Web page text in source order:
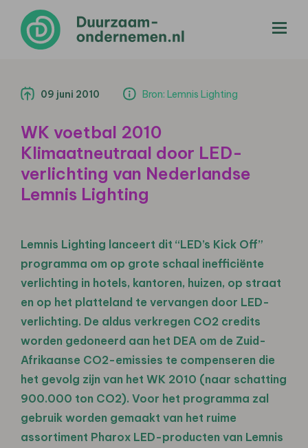
09 juni 2010 Bron: Lemnis Lighting
WK voetbal 2010
Klimaatneutraal door LED-
verlichting van Nederlandse
Lemnis Lighting
Lemnis Lighting lanceert dit “LED’s Kick Off”
programma om op grote schaal inefficiënte
verlichting in hotels, kantoren, huizen, op straat
en op het platteland te vervangen door LED-
verlichting. De aldus verkregen CO2 credits
worden gedoneerd aan het DEA om de Zuid-
Afrikaanse CO2-emissies te compenseren die
het gevolg zijn van het WK 2010 (naar schatting
900.000 ton CO2). Voor het programma zal
gebruik worden gemaakt van het ruime
assortiment Pharox LED-producten van Lemnis